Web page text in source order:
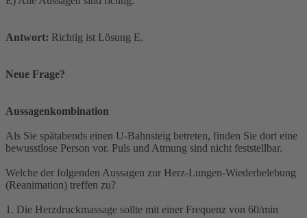
Antwort: Richtig ist Lösung E.
Neue Frage?
Aussagenkombination
Als Sie spätabends einen U-Bahnsteig betreten, finden Sie dort eine
bewusstlose Person vor. Puls und Atmung sind nicht feststellbar.
Welche der folgenden Aussagen zur Herz-Lungen-Wiederbelebung
(Reanimation) treffen zu?
1. Die Herzdruckmassage sollte mit einer Frequenz von 60/min